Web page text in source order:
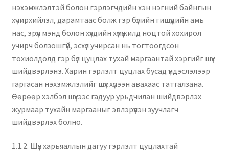
нэхэмжлэлтэй болон гэрлэгчдийн хэн нэгний байнгын
хүчирхийлэл, дарамтаас болж гэр бүлийн гишүүдийн амь
нас, эрүүл мэнд болон хүүхдийн хүмүүжилд ноцтой хохирол
учирч болзошгүй, эсхүл учирсан нь тогтоогдсон
тохиолдолд гэр бүл цуцлах тухай маргаантай хэргийг шүүх
шийдвэрлэнэ. Харин гэрлэлт цуцлах бусад үндэслэлээр
гаргасан нэхэмжлэлийг шүүх хүлээн авахаас татгалзана.
Өөрөөр хэлбэл шүүхээс гадуур урьдчилан шийдвэрлэх
журмаар тухайн маргааныг эвлэрүүлэн зуучлагч
шийдвэрлэх болно.
1.1.2. Шүүх харьяаллын дагуу гэрлэлт цуцлахтай